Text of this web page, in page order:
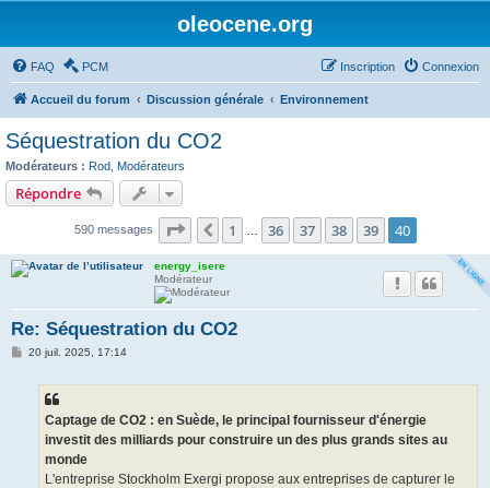
oleocene.org
FAQ PCM Connexion
Inscription
Accueil du forum Discussion générale Environnement
Séquestration du CO2
Modérateurs : Rod Modérateurs
Répondre
590 messages Page 40 40
Précédent
1 36 37 38 39 40
energy_isere
Modérateur
Re: Séquestration du CO2
M20 juil. 2025, 17:14
Captage de CO2 : en Suède, le principal fournisseur d'énergie
investit des milliards pour construire un des plus grands sites au
monde
L'entreprise Stockholm Exergi propose aux entreprises de capturer le